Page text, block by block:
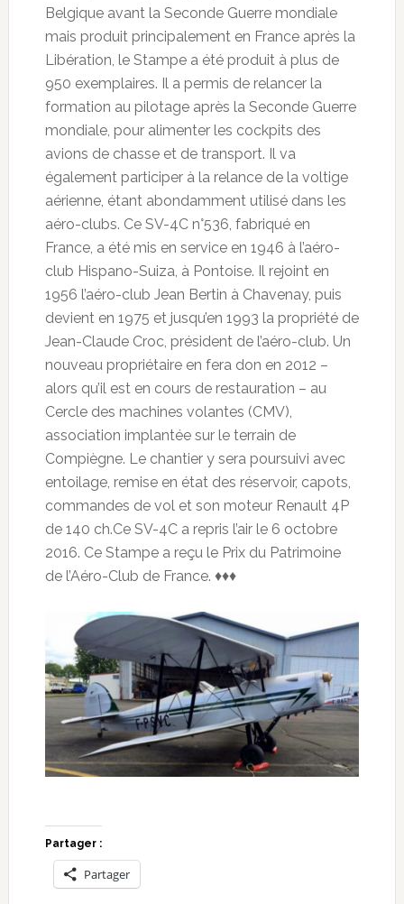
Belgique avant la Seconde Guerre mondiale
mais produit principalement en France après la
Libération, le Stampe a été produit à plus de
950 exemplaires. Il a permis de relancer la
formation au pilotage après la Seconde Guerre
mondiale, pour alimenter les cockpits des
avions de chasse et de transport. Il va
également participer à la relance de la voltige
aérienne, étant abondamment utilisé dans les
aéro-clubs. Ce SV-4C n°536, fabriqué en
France, a été mis en service en 1946 à l’aéro-
club Hispano-Suiza, à Pontoise. Il rejoint en
1956 l’aéro-club Jean Bertin à Chavenay, puis
devient en 1975 et jusqu’en 1993 la propriété de
Jean-Claude Croc, président de l’aéro-club. Un
nouveau propriétaire en fera don en 2012 –
alors qu’il est en cours de restauration – au
Cercle des machines volantes (CMV),
association implantée sur le terrain de
Compiègne. Le chantier y sera poursuivi avec
entoilage, remise en état des réservoir, capots,
commandes de vol et son moteur Renault 4P
de 140 ch.Ce SV-4C a repris l’air le 6 octobre
2016. Ce Stampe a reçu le Prix du Patrimoine
de l’Aéro-Club de France. ♦♦♦
Partager :
Partager